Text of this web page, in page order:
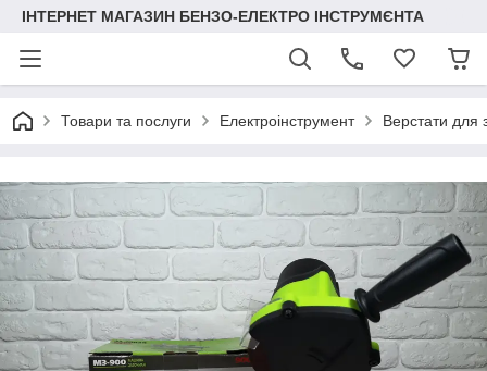
ІНТЕРНЕТ МАГАЗИН БЕНЗО-ЕЛЕКТРО ІНСТРУМЄНТА
Товари та послуги Електроінструмент Верстати для